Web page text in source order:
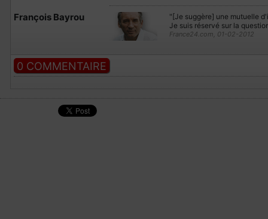
François Bayrou
"[Je suggère] une mutuelle
Je suis réservé sur la
France24.com, 01-02-2012
0 COMMENTAIRE